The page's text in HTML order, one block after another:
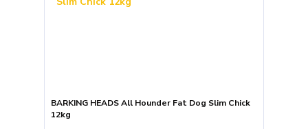
BARKING HEADS All Hounder Fat Dog Slim Chick
12kg